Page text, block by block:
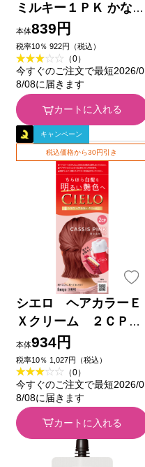
ミルキー１ＰＫ かなり
明るいピンクブラウン
５０ｇ＋７５ｍｌ ホー
ユー (医薬部外品)
本体839円
税率10％ 922円（税込）
（0）
今すぐのご注文で最短2026/0
8/08に届きます
カートに入れる
キャンペーン
税込価格から30円引き
シエロ ヘアカラーＥ
Ｘクリーム ２ＣＰ
カシスピンク カシスピ
ンク ホーユー (医薬部
外品)
本体934円
税率10％ 1,027円（税込）
（0）
今すぐのご注文で最短2026/0
8/08に届きます
カートに入れる